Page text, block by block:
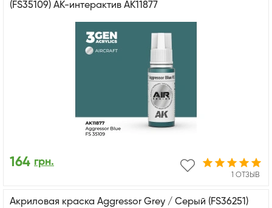
(FS35109) АК-интерактив AK11877
1 ОТЗЫВ
164 грн.
Акриловая краска Aggressor Grey / Серый (FS36251)